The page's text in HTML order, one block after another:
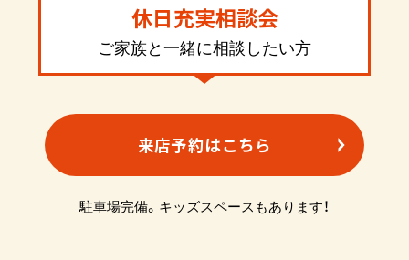
休日充実相談会
ご家族と一緒に相談したい方
来店予約はこちら
駐車場完備。キッズスペースもあります！